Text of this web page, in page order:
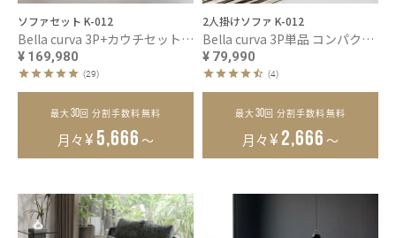
ソファセット K-012
Bella curva 3P+カウチセット コンパクト／レギュラー／ラージ
¥ 169,980
(29)
最大30 回 分割手数料無料
月々¥ 5,666 ～
2人掛けソファ K-012
Bella curva 3P単品 コンパクト／レギュラー／ラージ
¥ 79,990
(4)
最大30 回 分割手数料無料
月々¥ 2,666 ～